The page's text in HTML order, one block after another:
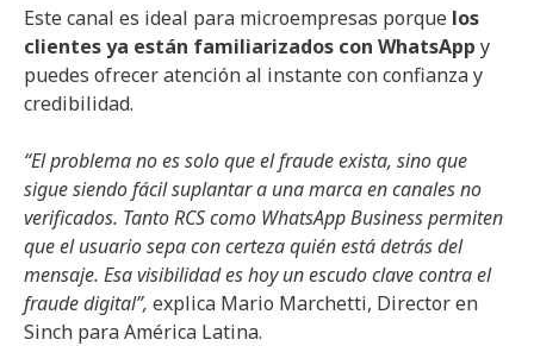
Este canal es ideal para microempresas porque los
clientes ya están familiarizados con WhatsApp y
puedes ofrecer atención al instante con confianza y
credibilidad.
“El problema no es solo que el fraude exista, sino que
sigue siendo fácil suplantar a una marca en canales no
verificados. Tanto RCS como WhatsApp Business permiten
que el usuario sepa con certeza quién está detrás del
mensaje. Esa visibilidad es hoy un escudo clave contra el
fraude digital”, explica Mario Marchetti, Director en
Sinch para América Latina.